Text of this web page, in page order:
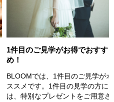
1件目のご見学がお得でおすす
め！
BLOOMでは、1件目のご見学がオ
ススメです。1件目の見学の方に
は、特別なプレゼントをご用意さ